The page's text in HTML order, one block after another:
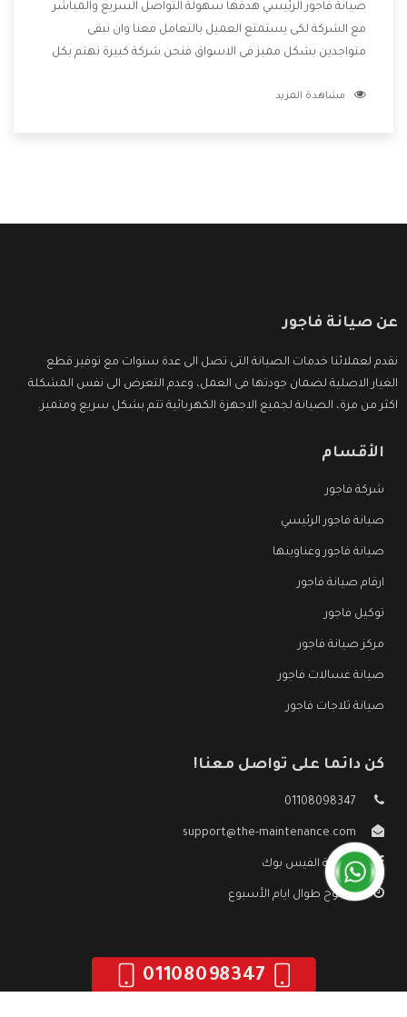
صيانة فاجور الرئيسي هدفها سهولة التواصل السريع والمباشر
مع الشركة لكى يستمتع العميل بالتعامل معنا وان نبقى
متواجدين بشكل مميز فى الاسواق فنحن شركة كبيرة نهتم بكل
الشركة بها والتى تكون منها خدمة الصيانة التى تكون من أهم
مشاهدة المزيد
عن صيانة فاجور
نقدم لعملائنا خدمات الصيانة التى تصل الى عدة سنوات مع توفير قطع
الغيار الاصلية لضمان جودتها فى العمل، وعدم التعرض الى نفس المشكلة
اكثر من مرة، الصيانة لجميع الاجهزة الكهربائية تتم بشكل سريع ومتميز.
الأقسام
شركة فاجور
صيانة فاجور الرئيسي
صيانة فاجور وعناوينها
ارقام صيانة فاجور
توكيل فاجور
مركز صيانة فاجور
صيانة غسالات فاجور
صيانة ثلاجات فاجور
كن دائما على تواصل معنا!
01108098347
support@the-maintenance.com
صفحة الفيس بوك
مفتوح طوال ايام الأسبوع
01108098347